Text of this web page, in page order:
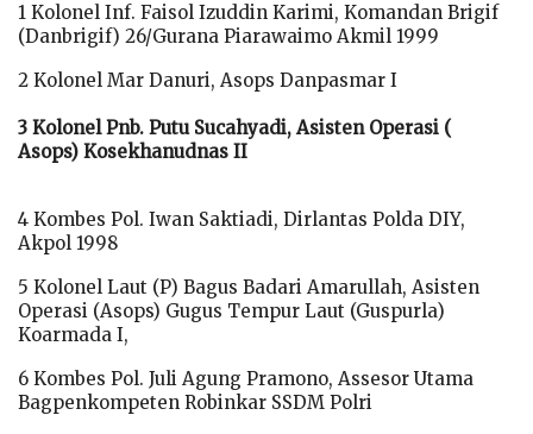
1 Kolonel Inf. Faisol Izuddin Karimi, Komandan Brigif
(Danbrigif) 26/Gurana Piarawaimo Akmil 1999
2 Kolonel Mar Danuri, Asops Danpasmar I
3 Kolonel Pnb. Putu Sucahyadi, Asisten Operasi (
Asops) Kosekhanudnas II
4 Kombes Pol. Iwan Saktiadi, Dirlantas Polda DIY,
Akpol 1998
5 Kolonel Laut (P) Bagus Badari Amarullah, Asisten
Operasi (Asops) Gugus Tempur Laut (Guspurla)
Koarmada I,
6 Kombes Pol. Juli Agung Pramono, Assesor Utama
Bagpenkompeten Robinkar SSDM Polri